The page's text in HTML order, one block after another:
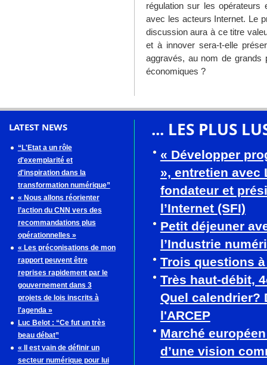
régulation sur les
avec les acteurs Internet. Le
discussion aura à ce titre
et à innover sera-t-elle
aggravés, au nom de grands
économiques ?
LATEST NEWS
“L'Etat a un rôle
d'exemplarité et
d'inspiration dans la
transformation numérique”
« Nous allons réorienter
l’action du CNN vers des
recommandations plus
opérationnelles »
« Les préconisations de mon
rapport peuvent être
reprises rapidement par le
gouvernement dans 3
projets de lois inscrits à
l'agenda »
Luc Belot : “Ce fut un très
beau débat”
« Il est vain de définir un
secteur numérique pour lui
... LES PLUS
« Développer
», entretien avec
fondateur et
l’Internet (SFI)
Petit déjeuner
l’Industrie
Trois questions
Très haut-débit,
Quel calendrier?
l'ARCEP
Marché
d’une vision